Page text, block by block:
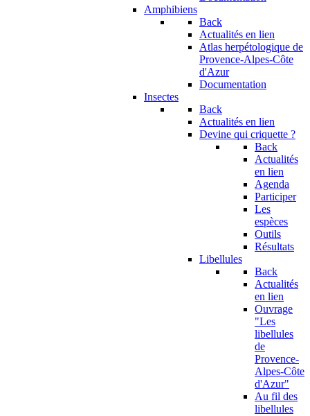
Amphibiens
Back
Actualités en lien
Atlas herpétologique de
Provence-Alpes-Côte
d'Azur
Documentation
Insectes
Back
Actualités en lien
Devine qui criquette ?
Back
Actualités
en lien
Agenda
Participer
Les
espèces
Outils
Résultats
Libellules
Back
Actualités
en lien
Ouvrage
"Les
libellules
de
Provence-
Alpes-Côte
d'Azur"
Au fil des
libellules